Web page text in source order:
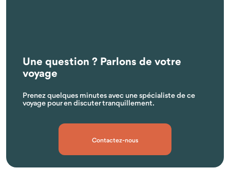
Une question ? Parlons de votre
voyage
Prenez quelques minutes avec une spécialiste de ce
voyage pour en discuter tranquillement.
Contactez-nous